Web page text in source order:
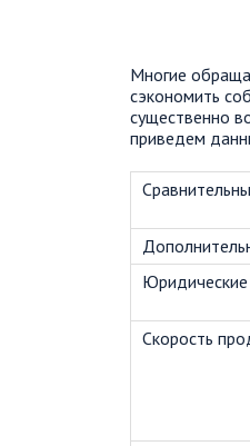
Многие
сэкономить
существенно
приведем
Юридические
Скорость